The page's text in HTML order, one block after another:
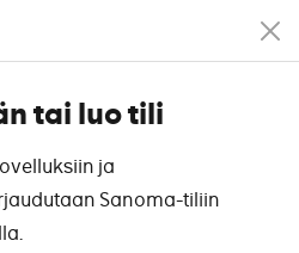
tai luo tili
ja
Sanoma-tiliin